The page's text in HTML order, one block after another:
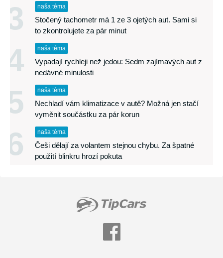
3 naša téma
Stočený tachometr má 1 ze 3 ojetých aut. Sami si
to zkontrolujete za pár minut
4 naša téma
Vypadají rychleji než jedou: Sedm zajímavých aut z
nedávné minulosti
5 naša téma
Nechladí vám klimatizace v autě? Možná jen stačí
vyměnit součástku za pár korun
6 naša téma
Češi dělají za volantem stejnou chybu. Za špatné
použití blinkru hrozí pokuta